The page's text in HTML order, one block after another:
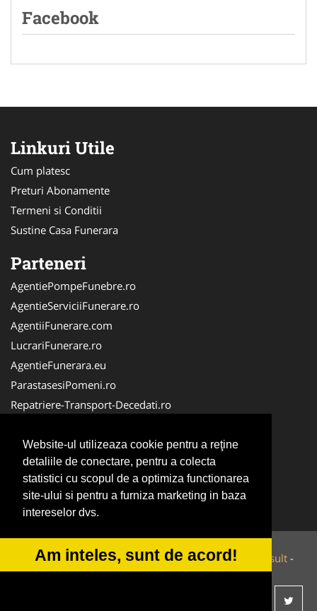
Website-ul utilizeaza cookie pentru a reţine
detaliile de conectare, pentru a colecta
statistici cu scopul de a optimiza functionarea
site-ului si pentru a furniza marketing in baza
intereselor dvs.
Am inteles, sunt de acord!
Facebook
Linkuri Utile
Cum platesc
Preturi Abonamente
Termeni si Conditii
Sustine Casa Funerara
Parteneri
AgentiePompeFunebre.ro
AgentieServiciiFunerare.ro
AgentiiFunerare.com
LucrariFunerare.ro
AgentieFunerara.eu
ParastasesiPomeni.ro
Repatriere-Transport-Decedati.ro
CasaFunerara.com
NonStopDeschis.ro
NonStopFunerare.ro
Transport-Funerar.com
© 2014-2026 Powered byVilonMedia&Tokaido Consult -
ANPC SOL